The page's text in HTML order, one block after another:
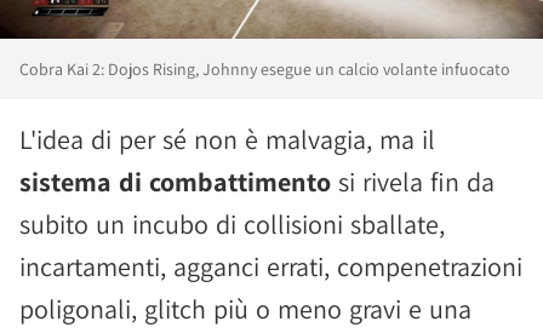
Cobra Kai 2: Dojos Rising, Johnny esegue un calcio volante infuocato
L'idea di per sé non è malvagia, ma il
sistema di combattimento si rivela fin da
subito un incubo di collisioni sballate,
incartamenti, agganci errati, compenetrazioni
poligonali, glitch più o meno gravi e una